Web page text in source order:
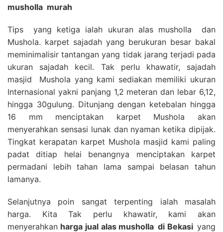
musholla murah
Tips yang ketiga ialah ukuran alas musholla dan
Mushola. karpet sajadah yang berukuran besar bakal
meminimalisir tantangan yang tidak jarang terjadi pada
ukuran sajadah kecil. Tak perlu khawatir, sajadah
masjid Mushola yang kami sediakan memiliki ukuran
Internasional yakni panjang 1,2 meteran dan lebar 6,12,
hingga 30gulung. Ditunjang dengan ketebalan hingga
16 mm menciptakan karpet Mushola akan
menyerahkan sensasi lunak dan nyaman ketika dipijak.
Tingkat kerapatan karpet Mushola masjid kami paling
padat ditiap helai benangnya menciptakan karpet
permadani lebih tahan lama sampai belasan tahun
lamanya.
Selanjutnya poin sangat terpenting ialah masalah
harga. Kita Tak perlu khawatir, kami akan
menyerahkan harga jual alas musholla di Bekasiyang